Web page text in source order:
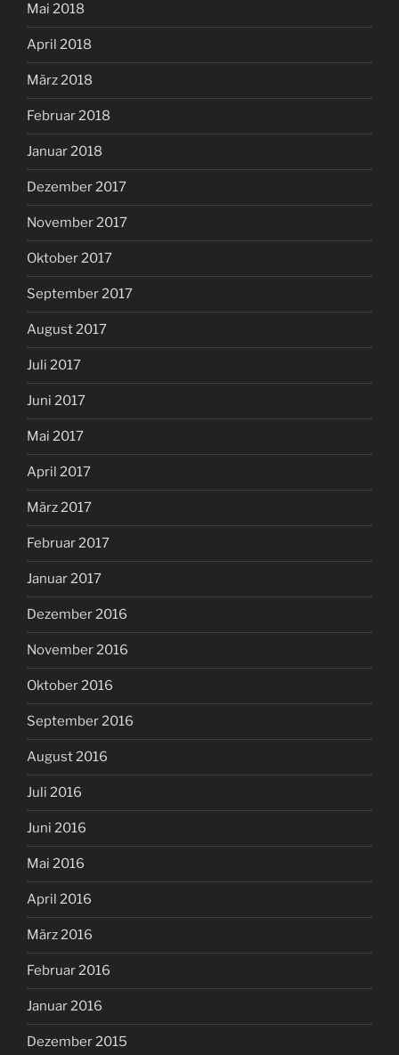
Mai 2018
April 2018
März 2018
Februar 2018
Januar 2018
Dezember 2017
November 2017
Oktober 2017
September 2017
August 2017
Juli 2017
Juni 2017
Mai 2017
April 2017
März 2017
Februar 2017
Januar 2017
Dezember 2016
November 2016
Oktober 2016
September 2016
August 2016
Juli 2016
Juni 2016
Mai 2016
April 2016
März 2016
Februar 2016
Januar 2016
Dezember 2015